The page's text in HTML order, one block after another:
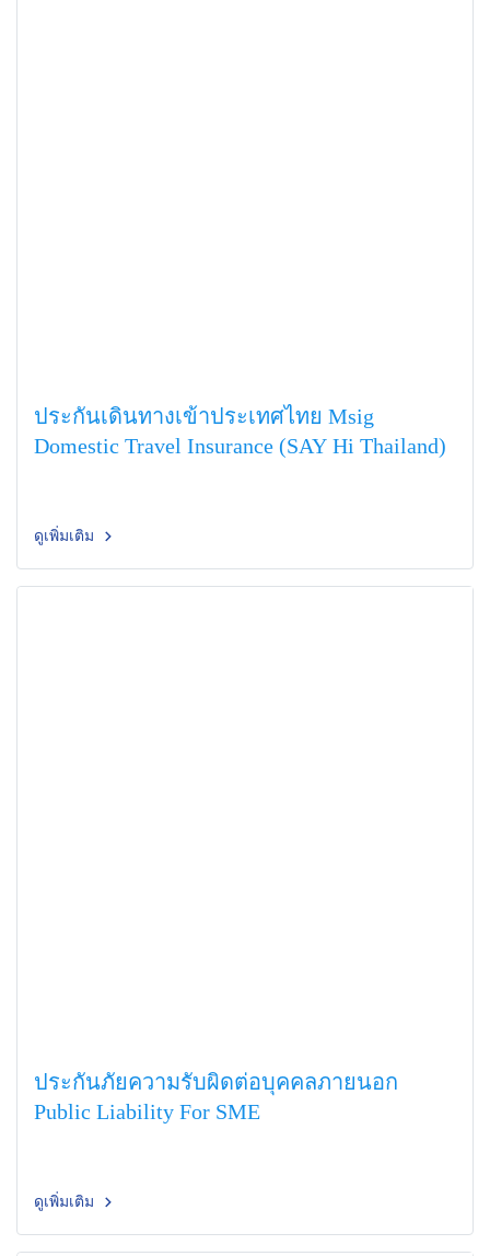
ประกันเดินทางเข้าประเทศไทย Msig
Domestic Travel Insurance (SAY Hi Thailand)
ดูเพิ่มเติม
ประกันภัยความรับผิดต่อบุคคลภายนอก
Public Liability For SME
ดูเพิ่มเติม